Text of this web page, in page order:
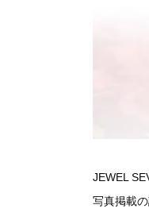
JEWEL
写真掲載